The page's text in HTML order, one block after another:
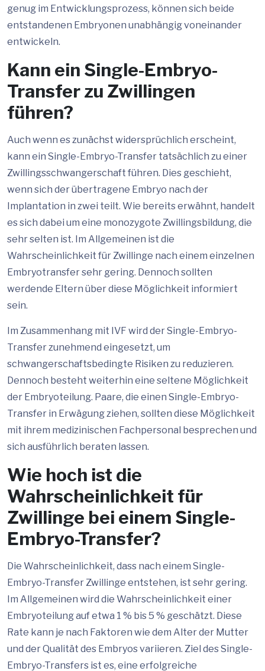
genug im Entwicklungsprozess, können sich beide
entstandenen Embryonen unabhängig voneinander
entwickeln.
Kann ein Single-Embryo-
Transfer zu Zwillingen
führen?
Auch wenn es zunächst widersprüchlich erscheint,
kann ein Single-Embryo-Transfer tatsächlich zu einer
Zwillingsschwangerschaft führen. Dies geschieht,
wenn sich der übertragene Embryo nach der
Implantation in zwei teilt. Wie bereits erwähnt, handelt
es sich dabei um eine monozygote Zwillingsbildung, die
sehr selten ist. Im Allgemeinen ist die
Wahrscheinlichkeit für Zwillinge nach einem einzelnen
Embryotransfer sehr gering. Dennoch sollten
werdende Eltern über diese Möglichkeit informiert
sein.
Im Zusammenhang mit IVF wird der Single-Embryo-
Transfer zunehmend eingesetzt, um
schwangerschaftsbedingte Risiken zu reduzieren.
Dennoch besteht weiterhin eine seltene Möglichkeit
der Embryoteilung. Paare, die einen Single-Embryo-
Transfer in Erwägung ziehen, sollten diese Möglichkeit
mit ihrem medizinischen Fachpersonal besprechen und
sich ausführlich beraten lassen.
Wie hoch ist die
Wahrscheinlichkeit für
Zwillinge bei einem Single-
Embryo-Transfer?
Die Wahrscheinlichkeit, dass nach einem Single-
Embryo-Transfer Zwillinge entstehen, ist sehr gering.
Im Allgemeinen wird die Wahrscheinlichkeit einer
Embryoteilung auf etwa 1 % bis 5 % geschätzt. Diese
Rate kann je nach Faktoren wie dem Alter der Mutter
und der Qualität des Embryos variieren. Ziel des Single-
Embryo-Transfers ist es, eine erfolgreiche